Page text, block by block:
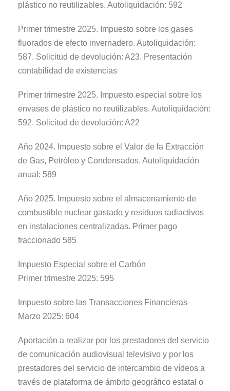
plástico no reutilizables. Autoliquidación: 592
Primer trimestre 2025. Impuesto sobre los gases
fluorados de efecto invernadero. Autoliquidación:
587. Solicitud de devolución: A23. Presentación
contabilidad de existencias
Primer trimestre 2025. Impuesto especial sobre los
envases de plástico no reutilizables. Autoliquidación:
592. Solicitud de devolución: A22
Año 2024. Impuesto sobre el Valor de la Extracción
de Gas, Petróleo y Condensados. Autoliquidación
anual: 589
Año 2025. Impuesto sobre el almacenamiento de
combustible nuclear gastado y residuos radiactivos
en instalaciones centralizadas. Primer pago
fraccionado 585
Impuesto Especial sobre el Carbón
Primer trimestre 2025: 595
Impuesto sobre las Transacciones Financieras
Marzo 2025: 604
Aportación a realizar por los prestadores del servicio
de comunicación audiovisual televisivo y por los
prestadores del servicio de intercambio de vídeos a
través de plataforma de ámbito geográfico estatal o